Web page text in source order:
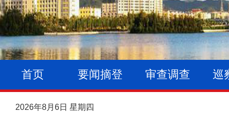
首页 要闻摘登 审查调查 巡
2026年8月6日 星期四